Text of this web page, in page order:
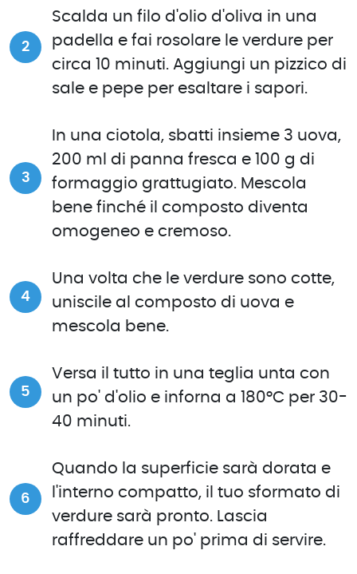
Scalda un filo d'olio d'oliva in una
padella e fai rosolare le verdure per
circa 10 minuti. Aggiungi un pizzico di
sale e pepe per esaltare i sapori.
In una ciotola, sbatti insieme 3 uova,
200 ml di panna fresca e 100 g di
formaggio grattugiato. Mescola
bene finché il composto diventa
omogeneo e cremoso.
Una volta che le verdure sono cotte,
uniscile al composto di uova e
mescola bene.
Versa il tutto in una teglia unta con
un po' d'olio e inforna a 180°C per 30-
40 minuti.
Quando la superficie sarà dorata e
l'interno compatto, il tuo sformato di
verdure sarà pronto. Lascia
raffreddare un po' prima di servire.